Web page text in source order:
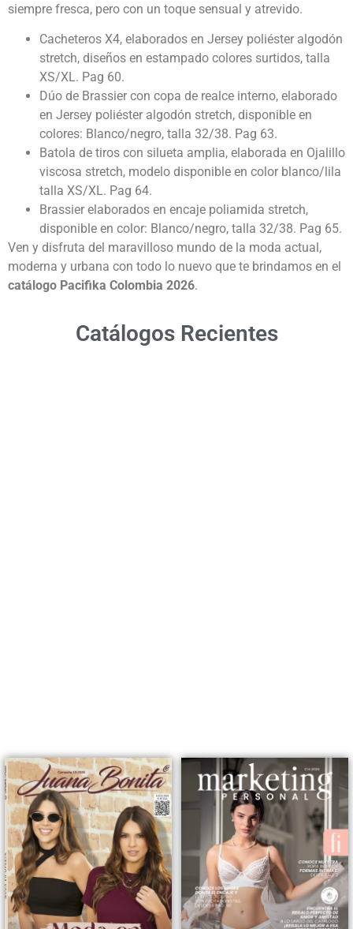
siempre fresca, pero con un toque sensual y atrevido.
Cacheteros X4, elaborados en Jersey poliéster algodón
stretch, diseños en estampado colores surtidos, talla
XS/XL. Pag 60.
Dúo de Brassier con copa de realce interno, elaborado
en Jersey poliéster algodón stretch, disponible en
colores: Blanco/negro, talla 32/38. Pag 63.
Batola de tiros con silueta amplia, elaborada en Ojalillo
viscosa stretch, modelo disponible en color blanco/lila
talla XS/XL. Pag 64.
Brassier elaborados en encaje poliamida stretch,
disponible en color: Blanco/negro, talla 32/38. Pag 65.
Ven y disfruta del maravilloso mundo de la moda actual,
moderna y urbana con todo lo nuevo que te brindamos en el
catálogo Pacifika Colombia 2026.
Catálogos Recientes